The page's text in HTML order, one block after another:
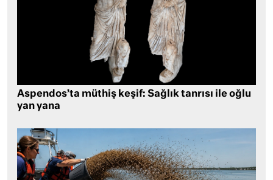
Aspendos’ta müthiş keşif: Sağlık tanrısı ile oğlu
yan yana